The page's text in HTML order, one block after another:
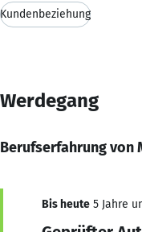
Kundenbeziehung
Werdegang
Berufserfahrung von
Bis heute 5 Jahre